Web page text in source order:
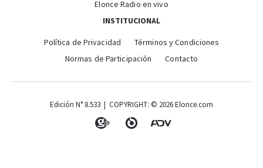
Elonce Radio en vivo
INSTITUCIONAL
Política de Privacidad
Términos y Condiciones
Normas de Participación
Contacto
Edición N° 8.533 | COPYRIGHT: © 2026 Elonce.com